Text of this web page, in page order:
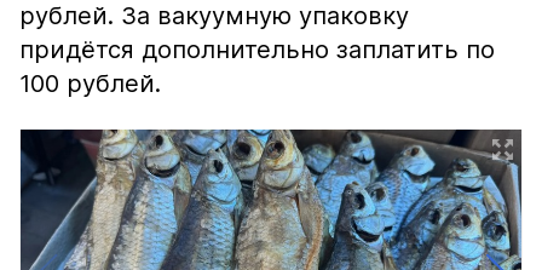
рублей. За вакуумную упаковку
придётся дополнительно заплатить по
100 рублей.